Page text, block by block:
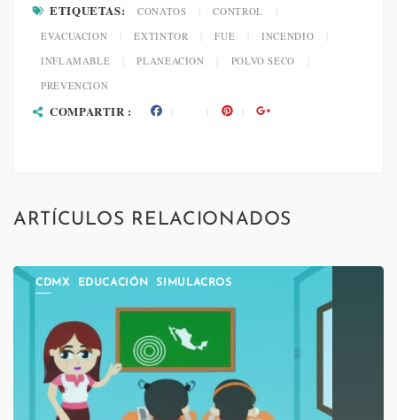
ETIQUETAS: CONATOS CONTROL
EVACUACION
EXTINTOR FUE INCENDIO
INFLAMABLE
PLANEACION POLVO SECO
PREVENCION
COMPARTIR :
ARTÍCULOS RELACIONADOS
CDMX EDUCACIÓN SIMULACROS